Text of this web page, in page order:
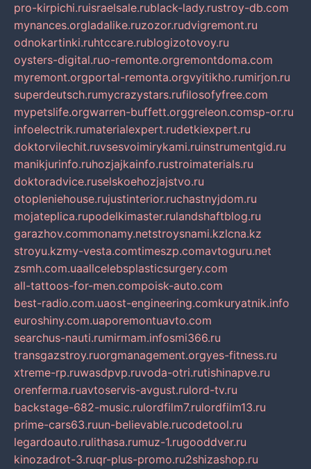
pro-kirpichi.ruisraelsale.rublack-lady.rustroy-db.com
mynances.orgladalike.ruzozor.rudvigremont.ru
odnokartinki.ruhtccare.rublogizotovoy.ru
oysters-digital.ruo-remonte.orgremontdoma.com
myremont.orgportal-remonta.orgvyitikho.rumirjon.ru
superdeutsch.rumycrazystars.rufilosofyfree.com
mypetslife.orgwarren-buffett.orggreleon.comsp-or.ru
infoelectrik.rumaterialexpert.rudetkiexpert.ru
doktorvilechit.ruvsesvoimirykami.ruinstrumentgid.ru
manikjurinfo.ruhozjajkainfo.rustroimaterials.ru
doktoradvice.ruselskoehozjajstvo.ru
otopleniehouse.rujustinterior.ruchastnyjdom.ru
mojateplica.rupodelkimaster.rulandshaftblog.ru
garazhov.commonamy.netstroysnami.kzlcna.kz
stroyu.kzmy-vesta.comtimeszp.comavtoguru.net
zsmh.com.uaallcelebsplasticsurgery.com
all-tattoos-for-men.compoisk-auto.com
best-radio.com.uaost-engineering.comkuryatnik.info
euroshiny.com.uaporemontuavto.com
searchus-nauti.rumirmam.infosmi366.ru
transgazstroy.ruorgmanagement.orgyes-fitness.ru
xtreme-rp.ruwasdpvp.ruvoda-otri.rutishinapve.ru
orenferma.ruavtoservis-avgust.rulord-tv.ru
backstage-682-music.rulordfilm7.rulordfilm13.ru
prime-cars63.ruun-believable.rucodetool.ru
legardoauto.rulithasa.rumuz-1.rugooddver.ru
kinozadrot-3.ruqr-plus-promo.ru2shizashop.ru